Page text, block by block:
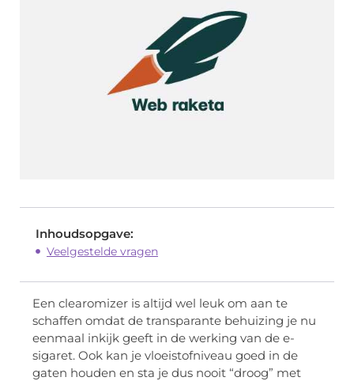
Inhoudsopgave:
Veelgestelde vragen
Een clearomizer is altijd wel leuk om aan te
schaffen omdat de transparante behuizing je nu
eenmaal inkijk geeft in de werking van de e-
sigaret. Ook kan je vloeistofniveau goed in de
gaten houden en sta je dus nooit “droog” met